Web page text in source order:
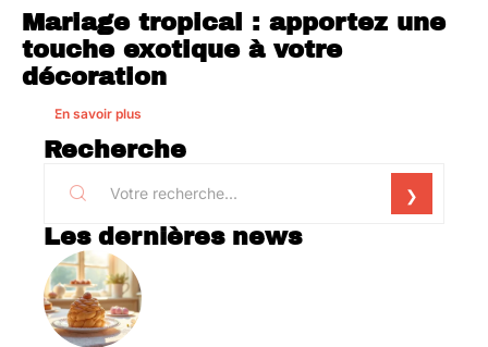
Mariage tropical : apportez une
touche exotique à votre
décoration
En savoir plus
Recherche
Les dernières news